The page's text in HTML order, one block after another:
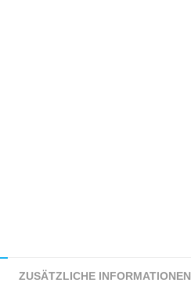
ZUSÄTZLICHE INFORMATIONEN